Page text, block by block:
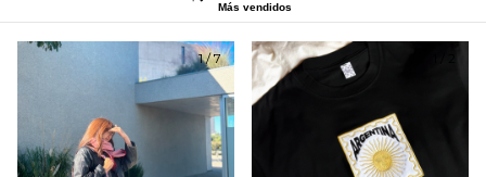
Más vendidos
1/7